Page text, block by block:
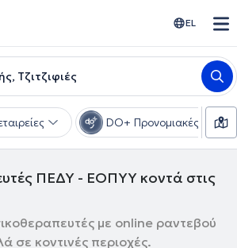
EL
Τζιτζιφιές
DO+ Προνομιακές τιμές
ΠΕΔΥ - ΕΟΠΥΥ κοντά στις
με online ραντεβού
σε κοντινές περιοχές.